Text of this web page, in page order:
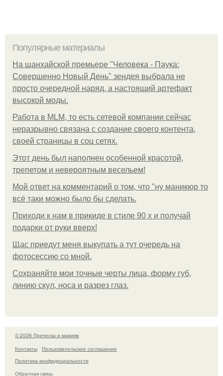
Популярные материалы
На шанхайской премьере "Человека - Паука:
Совершенно Новый День" зендея выбрала не
просто очередной наряд, а настоящий артефакт
высокой моды.
Работа в MLM, то есть сетевой компании сейчас
неразрывно связана с создание своего контента,
своей страницы в соц сетях.
Этот день был наполнен особенной красотой,
трепетом и невероятным весельем!
Мой ответ на комментарий о том, что "ну маникюр то
всё таки можно было бы сделать.
Приходи к нам в прикиде в стиле 90 х и получай
подарки от руки вверх!
Щас приедут меня выкупать а тут очередь на
фотосессию со мной.
Сохраняйте мои точные черты лица, форму губ,
линию скул, носа и разрез глаз.
© 2026 Прическа и макияж
Контакты
Пользовательское соглашение
Политика конфидециальности
Обратная связь